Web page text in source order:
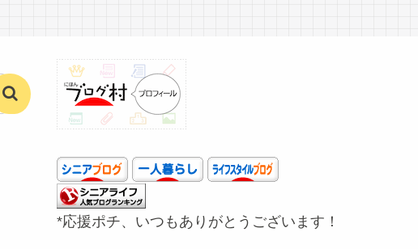
*応援ポチ、いつもありがとうございます！